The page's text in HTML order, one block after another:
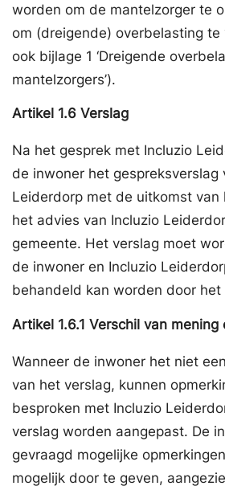
worden om de mantelzorger te
om (dreigende) overbelasting te
ook bijlage 1 ‘Dreigende
mantelzorgers’).
Artikel 1.6 Verslag
Na het gesprek met Incluzio
de inwoner het gespreksverslag
Leiderdorp met de uitkomst van
het advies van Incluzio
gemeente. Het verslag moet
de inwoner en Incluzio
behandeld kan worden door het
Artikel 1.6.1 Verschil van mening
Wanneer de inwoner het niet
van het verslag, kunnen
besproken met Incluzio
verslag worden aangepast. De
gevraagd mogelijke
mogelijk door te geven,